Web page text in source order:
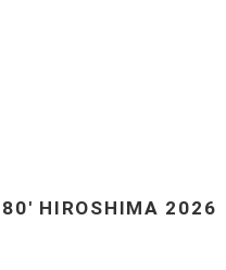
80' HIROSHIMA